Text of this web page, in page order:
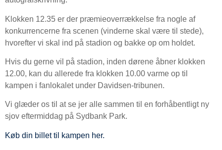
Klokken 12.35 er der præmieoverrækkelse fra nogle af
konkurrencerne fra scenen (vinderne skal være til stede),
hvorefter vi skal ind på stadion og bakke op om holdet.
Hvis du gerne vil på stadion, inden dørene åbner klokken
12.00, kan du allerede fra klokken 10.00 varme op til
kampen i fanlokalet under Davidsen-tribunen.
Vi glæder os til at se jer alle sammen til en forhåbentligt ny
sjov eftermiddag på Sydbank Park.
Køb din billet til kampen her.